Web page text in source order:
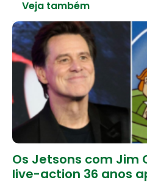
Veja também
Os Jetsons com Jim
live-action 36 anos